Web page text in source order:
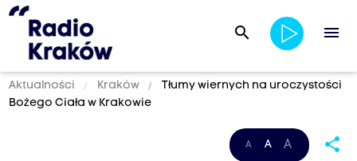
search menu
Aktualności Kraków
Tłumy wiernych na uroczystości
Bożego Ciała w Krakowie
A A A share